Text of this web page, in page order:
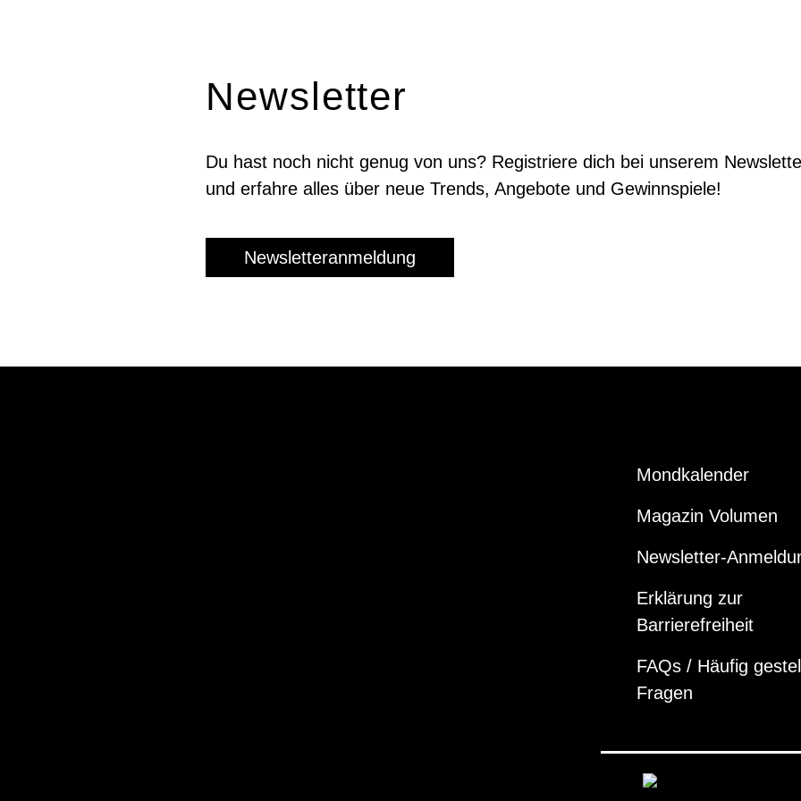
News­letter
Du hast noch nicht genug von uns? Registriere dich bei unserem
und er­fahre alles über neue Trends, Ange­bote und Gewinn­spiele!
Newsletteranmeldung
Mondkalender
Magazin Volumen
Newsletter-
Erklärung zur
Barrierefreiheit
FAQs / Häufig
Fragen